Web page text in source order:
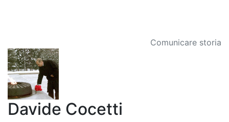
Comunicare storia
Davide Cocetti